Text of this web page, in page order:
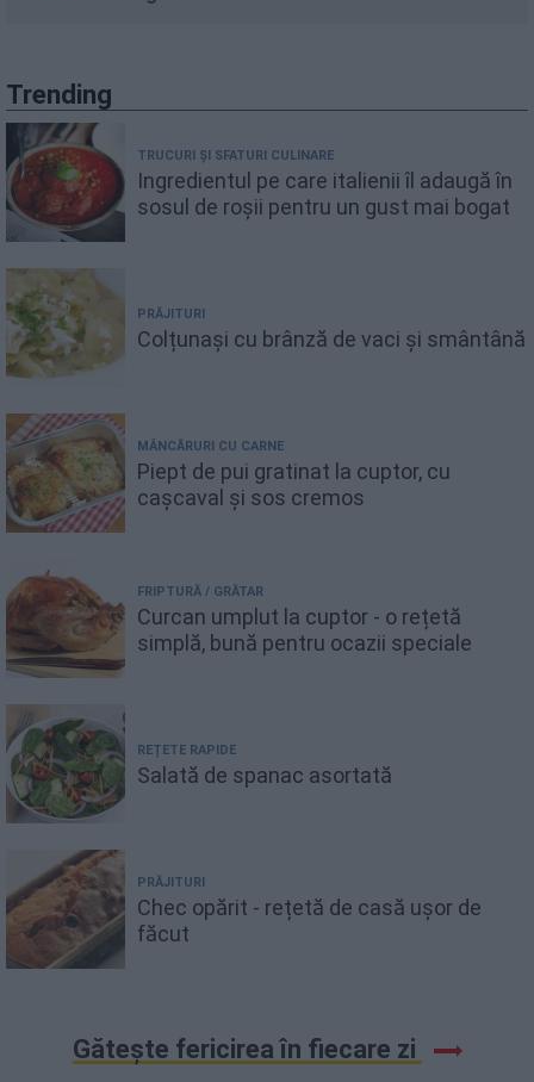
Trending
TRUCURI ȘI SFATURI CULINARE
Ingredientul pe care italienii îl adaugă în
sosul de roșii pentru un gust mai bogat
PRĂJITURI
Colțunași cu brânză de vaci și smântână
MÂNCĂRURI CU CARNE
Piept de pui gratinat la cuptor, cu
cașcaval și sos cremos
FRIPTURĂ / GRĂTAR
Curcan umplut la cuptor - o rețetă
simplă, bună pentru ocazii speciale
REȚETE RAPIDE
Salată de spanac asortată
PRĂJITURI
Chec opărit - rețetă de casă ușor de
făcut
Gătește fericirea în fiecare zi